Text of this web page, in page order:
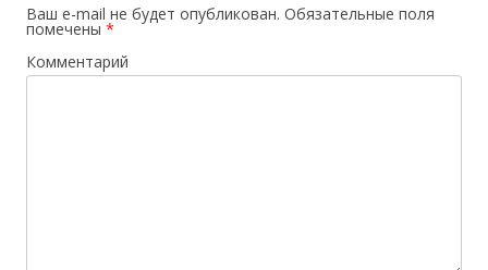
Ваш e-mail не будет опубликован. Обязательные поля
помечены *
Комментарий